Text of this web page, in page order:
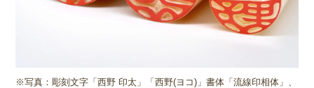
※写真：彫刻文字「西野 印太」「西野(ヨコ)」書体「流線印相体」、